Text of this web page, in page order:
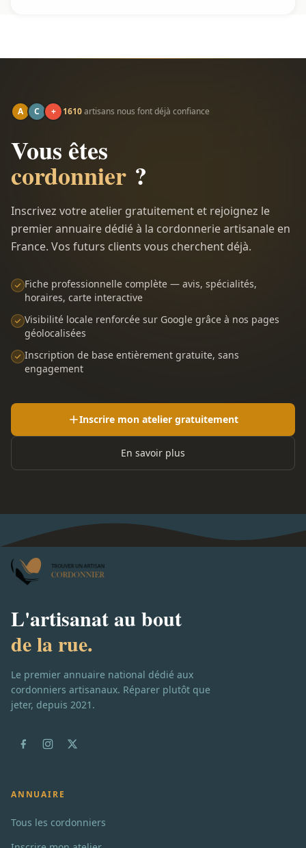
A C + 1610artisans nous font déjà confiance
Vous êtes
cordonnier ?
Inscrivez votre atelier gratuitement et rejoignez le
premier annuaire dédié à la cordonnerie artisanale en
France. Vos futurs clients vous cherchent déjà.
Fiche professionnelle complète — avis, spécialités,
horaires, carte interactive
Visibilité locale renforcée sur Google grâce à nos pages
géolocalisées
Inscription de base entièrement gratuite, sans
engagement
Inscrire mon atelier gratuitement
En savoir plus
L'artisanat au bout
de la rue.
Le premier annuaire national dédié aux
cordonniers artisanaux. Réparer plutôt que
jeter, depuis 2021.
ANNUAIRE
Tous les cordonniers